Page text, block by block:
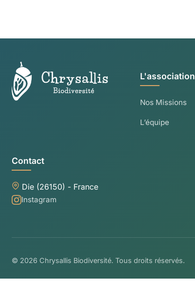
L'association
Nos Missions
L’équipe
Contact
Die (26150) - France
Instagram
© 2026 Chrysallis Biodiversité. Tous droits réservés.